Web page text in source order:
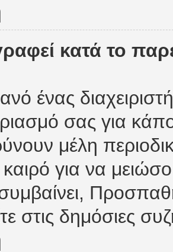
κατά το
ένας
σας για
μέλη
για να
στις δημόσιες